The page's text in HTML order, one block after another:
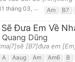
tháng 03, 2015 lúc 03:40am Am B7
Đưa Em Về
Quang Dũng
tháng 08, 2017 lúc
A Aaug Am Am6 B